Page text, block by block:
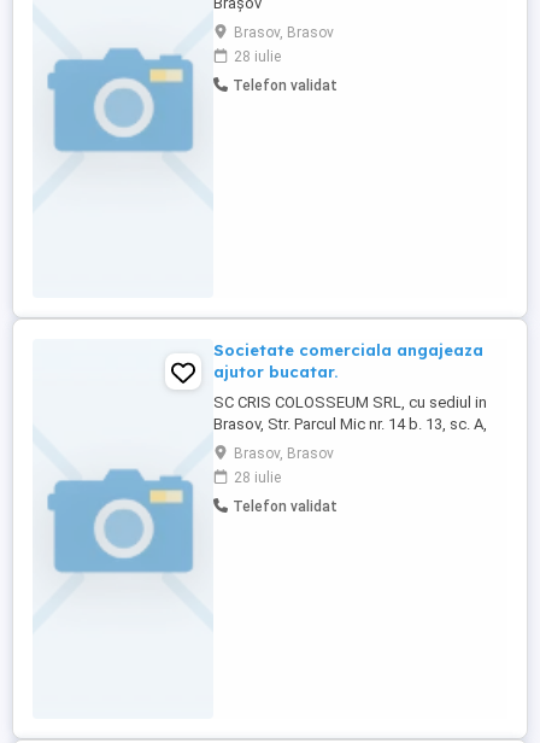
Brasov, Brasov
28 iulie
Telefon validat
Societate comerciala angajeaza
ajutor bucatar.
SC CRIS COLOSSEUM SRL, cu sediul in
Brasov, Str. Parcul Mic nr. 14 b. 13, sc. A,
ap. 19, jud, Brasov, avand numarul de
inmatriculare la ORC J2 , CUI 50478835
angajeaza ajutor bucatar COR 941101.
Brasov, Brasov
28 iulie
Telefon validat